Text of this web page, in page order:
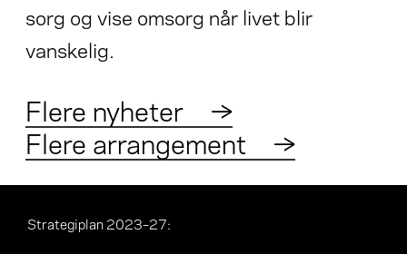
sorg og vise omsorg når livet blir
vanskelig.
Flere nyheter
→
Flere arrangement
→
Strategiplan 2023–27: